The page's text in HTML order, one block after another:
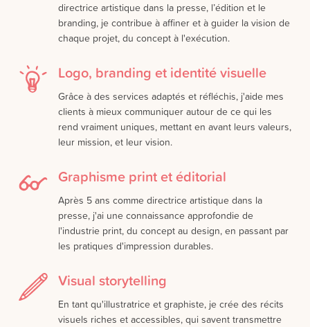
directrice artistique dans la presse, l’édition et le
branding, je contribue à affiner et à guider la vision de
chaque projet, du concept à l'exécution.
Logo, branding et identité visuelle
Grâce à des services adaptés et réfléchis, j'aide mes
clients à mieux communiquer autour de ce qui les
rend vraiment uniques, mettant en avant leurs valeurs,
leur mission, et leur vision.
Graphisme print et éditorial
Après 5 ans comme directrice artistique dans la
presse, j'ai une connaissance approfondie de
l'industrie print, du concept au design, en passant par
les pratiques d'impression durables.
Visual storytelling
En tant qu'illustratrice et graphiste, je crée des récits
visuels riches et accessibles, qui savent transmettre